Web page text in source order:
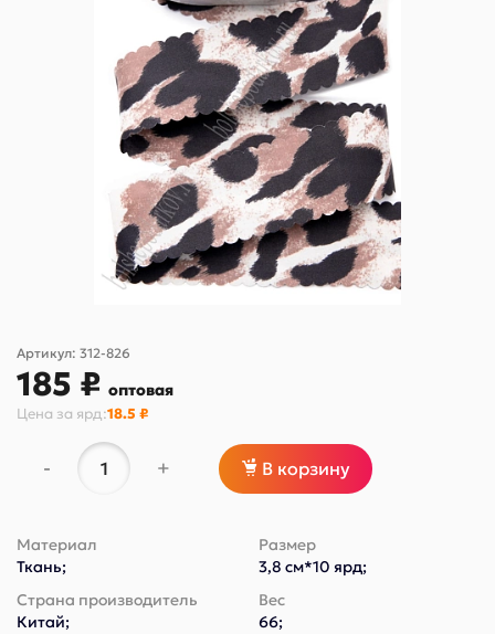
Артикул: 312-826
185 ₽ оптовая
Цена за ярд:18.5 ₽
- + В корзину
Материал
Ткань;
Размер
3,8 см*10 ярд;
Страна производитель
Китай;
Вес
66;